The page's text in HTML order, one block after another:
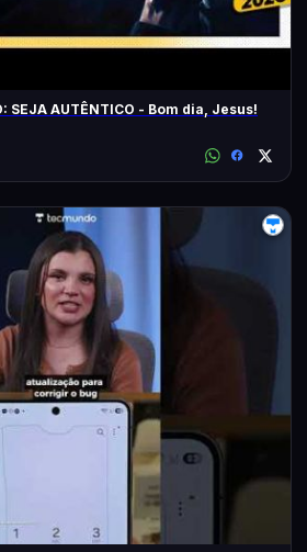
SEJA AUTÊNTICO - Bom dia, Jesus!